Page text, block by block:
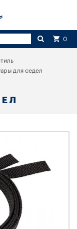
0
для седел